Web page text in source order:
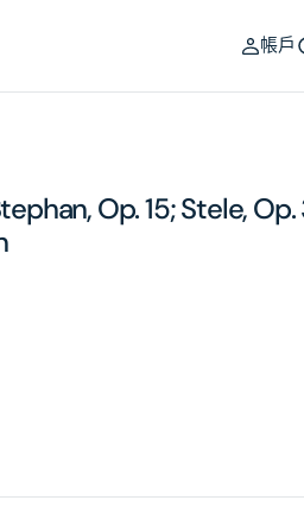
帳戶
Op. 15; Stele,